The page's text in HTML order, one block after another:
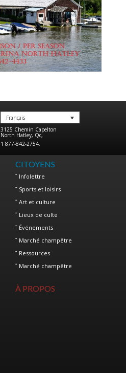
Français
3125 Chemin Capelton
North Hatley, Qc,
1 877-842-2754,
CITOYENS
Infolettre
Sports et loisirs
Art et culture
Lieux de culte
Événements
Marché champêtre
Ressources
Marché champêtre
À PROPOS